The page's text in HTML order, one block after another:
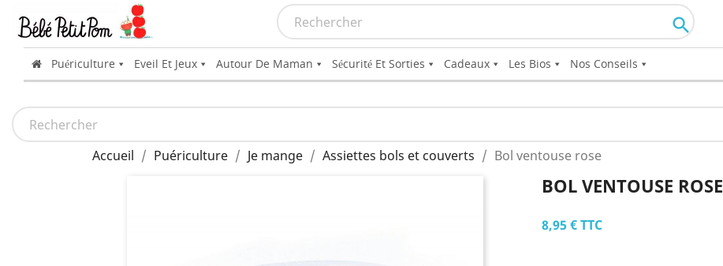

Puériculture Eveil Et Jeux Autour De Maman Sécurité Et Sorties Cadeaux Les Bios Nos Conseils
Accueil Puériculture Je mange Assiettes bols et couverts Bol ventouse rose
BOL VENTOUSE ROSE
8,95 €TTC